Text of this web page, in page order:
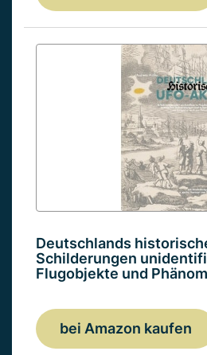
Deutschlands
Schilderungen
Flugobjekte und
bei Amazon kaufen